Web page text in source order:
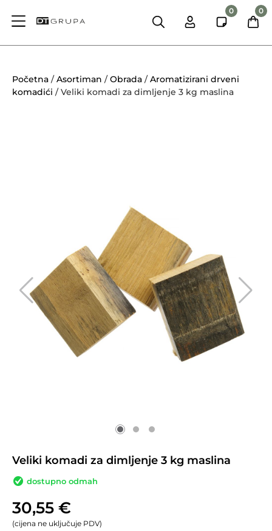
0 0
Početna /Asortiman /Obrada /Aromatizirani drveni
komadići / Veliki komadi za dimljenje 3 kg maslina
Veliki komadi za dimljenje 3 kg maslina
dostupno odmah
30,55 €
(cijena ne uključuje PDV)